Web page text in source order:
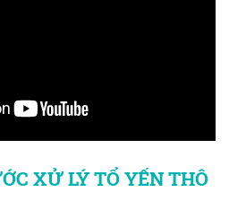
XỬ LÝ TỔ YẾN THÔ